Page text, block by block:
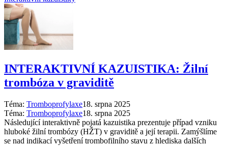
INTERAKTIVNÍ KAZUISTIKA: Žilní
trombóza v graviditě
Téma: Tromboprofylaxe18. srpna 2025
Téma: Tromboprofylaxe18. srpna 2025
Následující interaktivně pojatá kazuistika prezentuje případ vzniku
hluboké žilní trombózy (HŽT) v graviditě a její terapii. Zamýšlíme
se nad indikací vyšetření trombofilního stavu z hlediska dalších